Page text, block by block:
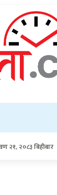
२१, २०८३ बिहीबार